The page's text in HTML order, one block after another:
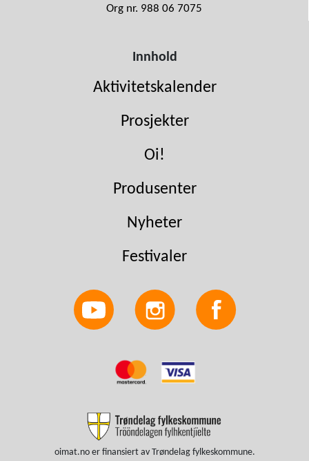
Org nr. 988 06 7075
Innhold
Aktivitetskalender
Prosjekter
Oi!
Produsenter
Nyheter
Festivaler
oimat.no er finansiert av Trøndelag fylkeskommune.